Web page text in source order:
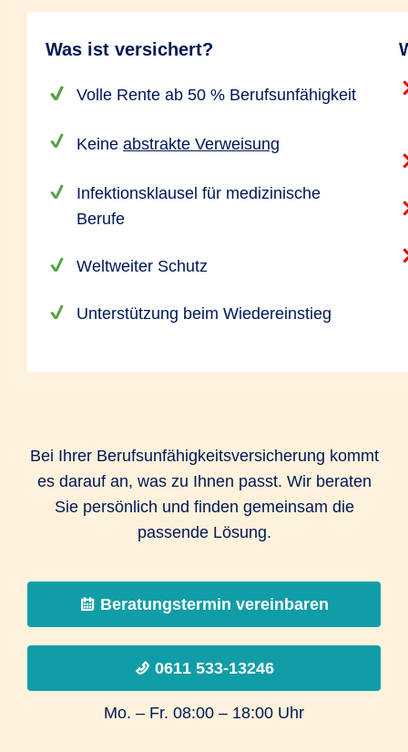
Was ist versichert?
Volle Rente ab 50 % Berufsunfähigkeit
Keine abstrakte Verweisung
Infektionsklausel für medizinische
Berufe
Weltweiter Schutz
Unterstützung beim Wiedereinstieg
Bei Ihrer Berufsunfähigkeitsversicherung kommt
es darauf an, was zu Ihnen passt. Wir beraten
Sie persönlich und finden gemeinsam die
passende Lösung.
Beratungstermin vereinbaren
0611 533-13246
Mo. – Fr. 08:00 – 18:00 Uhr